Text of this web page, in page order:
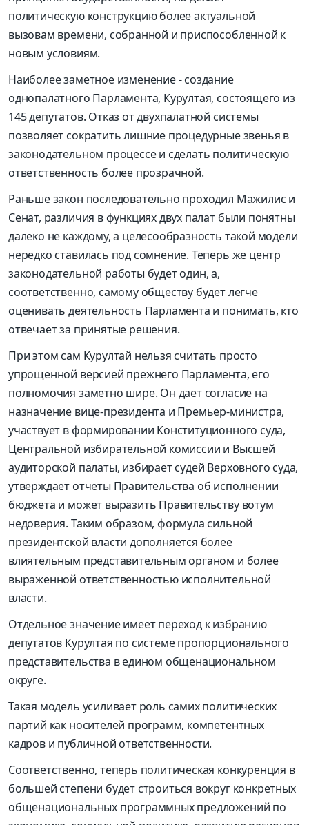
политическую конструкцию более актуальной
вызовам времени, собранной и приспособленной к
новым условиям.
Наиболее заметное изменение - создание
однопалатного Парламента, Курултая, состоящего из
145 депутатов. Отказ от двухпалатной системы
позволяет сократить лишние процедурные звенья в
законодательном процессе и сделать политическую
ответственность более прозрачной.
Раньше закон последовательно проходил Мажилис и
Сенат, различия в функциях двух палат были понятны
далеко не каждому, а целесообразность такой модели
нередко ставилась под сомнение. Теперь же центр
законодательной работы будет один, а,
соответственно, самому обществу будет легче
оценивать деятельность Парламента и понимать, кто
отвечает за принятые решения.
При этом сам Курултай нельзя считать просто
упрощенной версией прежнего Парламента, его
полномочия заметно шире. Он дает согласие на
назначение вице-президента и Премьер-министра,
участвует в формировании Конституционного суда,
Центральной избирательной комиссии и Высшей
аудиторской палаты, избирает судей Верховного суда,
утверждает отчеты Правительства об исполнении
бюджета и может выразить Правительству вотум
недоверия. Таким образом, формула сильной
президентской власти дополняется более
влиятельным представительным органом и более
выраженной ответственностью исполнительной
власти.
Отдельное значение имеет переход к избранию
депутатов Курултая по системе пропорционального
представительства в едином общенациональном
округе.
Такая модель усиливает роль самих политических
партий как носителей программ, компетентных
кадров и публичной ответственности.
Соответственно, теперь политическая конкуренция в
большей степени будет строиться вокруг конкретных
общенациональных программных предложений по